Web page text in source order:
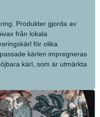
Produkter gjorda av
från lokala
för olika
kärlen impregneras
kärl, som är utmärkta